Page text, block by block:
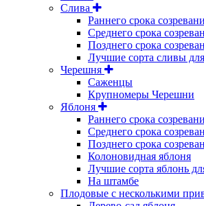
Слива
Раннего срока
Среднего срока
Позднего срока
Лучшие сорта сливы
Черешня
Саженцы
Крупномеры Черешни
Яблоня
Раннего срока
Среднего срока
Позднего срока
Колоновидная яблоня
Лучшие сорта яблонь
На штамбе
Плодовые с несколькими